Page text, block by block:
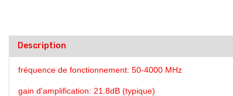
Description
fréquence de fonctionnement: 50-4000 MHz
gain d'amplification: 21.8dB (typique)